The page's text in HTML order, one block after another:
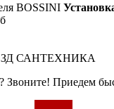
САНТЕХНИКА
Звоните! Приедем